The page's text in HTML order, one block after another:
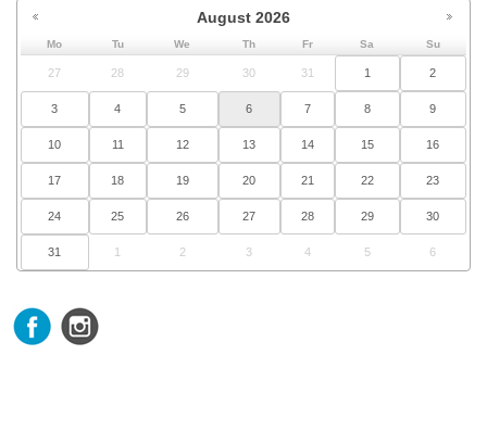
August 2026
Mo Tu We Th Fr Sa Su
27 28 29 30 31 1 2
3 4 5 6 7 8 9
10 11 12 13 14 15 16
17 18 19 20 21 22 23
24 25 26 27 28 29 30
31 1 2 3 4 5 6